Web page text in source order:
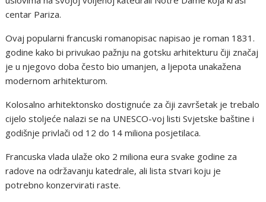
centar Pariza.
Ovaj popularni francuski romanopisac napisao je roman 1831.
godine kako bi privukao pažnju na gotsku arhitekturu čiji značaj
je u njegovo doba često bio umanjen, a ljepota unakažena
modernom arhitekturom.
Kolosalno arhitektonsko dostignuće za čiji završetak je trebalo
cijelo stoljeće nalazi se na UNESCO-voj listi Svjetske baštine i
godišnje privlači od 12 do 14 miliona posjetilaca.
Francuska vlada ulaže oko 2 miliona eura svake godine za
radove na održavanju katedrale, ali lista stvari koju je
potrebno konzervirati raste.